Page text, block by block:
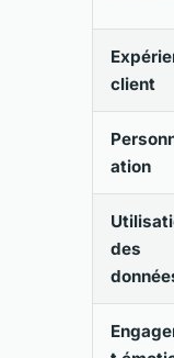
client
ation
des